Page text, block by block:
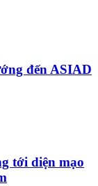
đến ASIAD
tới diện mạo